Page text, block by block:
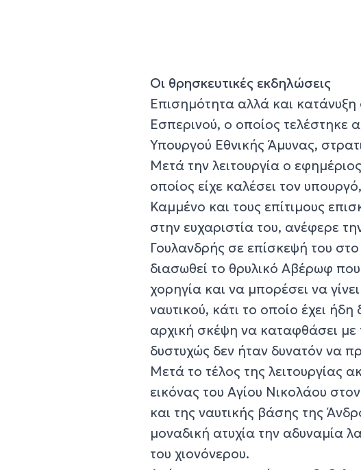
Οι θρησκευτικές εκδηλώσεις
Επισημότητα αλλά και
Εσπερινού, ο οποίος τελέστηκε
Υπουργού Εθνικής Άμυνας,
Μετά την λειτουργία ο
οποίος είχε καλέσει τον
Καμμένο και τους επίτιμους
στην ευχαριστία του, ανέφερε
Γουλανδρής σε επίσκεψή του
διασωθεί το θρυλικό Αβέρωφ
χορηγία και να μπορέσει να
ναυτικού, κάτι το οποίο έχει
αρχική σκέψη να καταφθάσει
δυστυχώς δεν ήταν δυνατόν να
Μετά το τέλος της λειτουργίας
εικόνας του Αγίου Νικολάου
και της ναυτικής βάσης της
μοναδική ατυχία την αδυναμία
του χιονόνερου.